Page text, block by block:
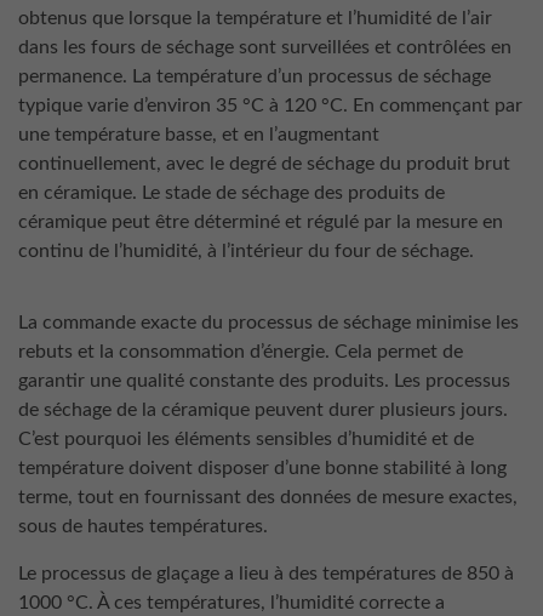
obtenus que lorsque la température et l’humidité de l’air
dans les fours de séchage sont surveillées et contrôlées en
permanence. La température d’un processus de séchage
typique varie d’environ 35 °C à 120 °C. En commençant par
une température basse, et en l’augmentant
continuellement, avec le degré de séchage du produit brut
en céramique. Le stade de séchage des produits de
céramique peut être déterminé et régulé par la mesure en
continu de l’humidité, à l’intérieur du four de séchage.
La commande exacte du processus de séchage minimise les
rebuts et la consommation d’énergie. Cela permet de
garantir une qualité constante des produits. Les processus
de séchage de la céramique peuvent durer plusieurs jours.
C’est pourquoi les éléments sensibles d’humidité et de
température doivent disposer d’une bonne stabilité à long
terme, tout en fournissant des données de mesure exactes,
sous de hautes températures.
Le processus de glaçage a lieu à des températures de 850 à
1000 °C. À ces températures, l’humidité correcte a